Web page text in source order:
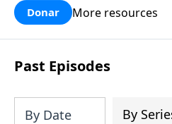
Donar More resources
Past Episodes
By Date By